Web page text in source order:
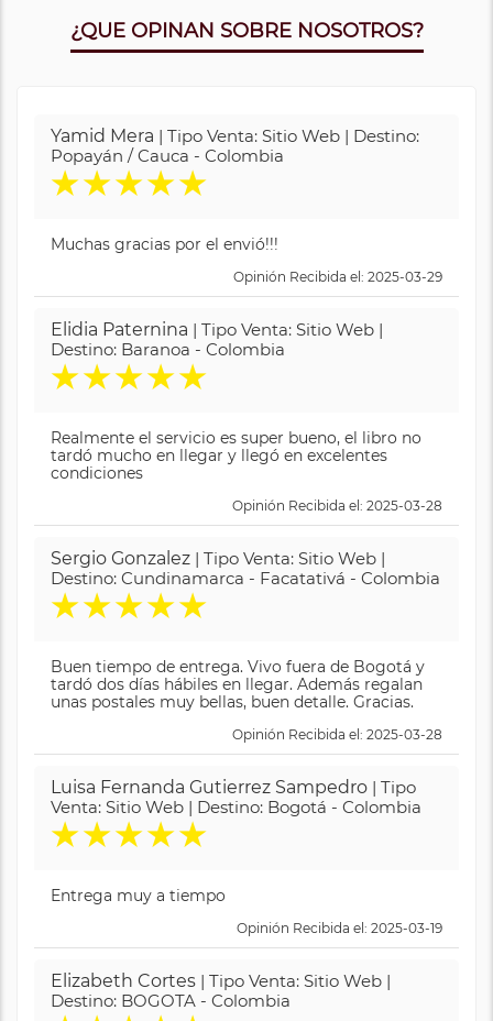
¿QUE OPINAN SOBRE NOSOTROS?
Yamid Mera | Tipo Venta: Sitio Web | Destino:
Popayán / Cauca - Colombia
★★★★★
Muchas gracias por el envió!!!
Opinión Recibida el: 2025-03-29
Elidia Paternina | Tipo Venta: Sitio Web |
Destino: Baranoa - Colombia
★★★★★
Realmente el servicio es super bueno, el libro no
tardó mucho en llegar y llegó en excelentes
condiciones
Opinión Recibida el: 2025-03-28
Sergio Gonzalez | Tipo Venta: Sitio Web |
Destino: Cundinamarca - Facatativá - Colombia
★★★★★
Buen tiempo de entrega. Vivo fuera de Bogotá y
tardó dos días hábiles en llegar. Además regalan
unas postales muy bellas, buen detalle. Gracias.
Opinión Recibida el: 2025-03-28
Luisa Fernanda Gutierrez Sampedro | Tipo
Venta: Sitio Web | Destino: Bogotá - Colombia
★★★★★
Entrega muy a tiempo
Opinión Recibida el: 2025-03-19
Elizabeth Cortes | Tipo Venta: Sitio Web |
Destino: BOGOTA - Colombia